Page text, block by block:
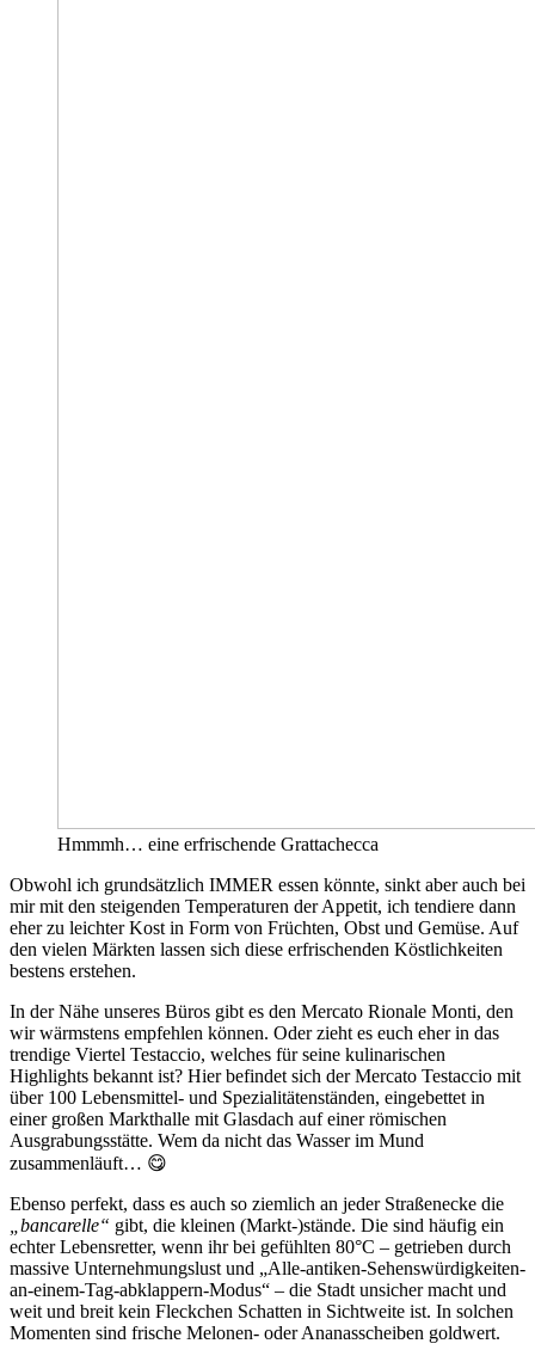
Hmmmh… eine erfrischende Grattachecca
Obwohl ich grundsätzlich IMMER essen könnte, sinkt aber auch bei
mir mit den steigenden Temperaturen der Appetit, ich tendiere dann
eher zu leichter Kost in Form von Früchten, Obst und Gemüse. Auf
den vielen Märkten lassen sich diese erfrischenden Köstlichkeiten
bestens erstehen.
In der Nähe unseres Büros gibt es den Mercato Rionale Monti, den
wir wärmstens empfehlen können. Oder zieht es euch eher in das
trendige Viertel Testaccio, welches für seine kulinarischen
Highlights bekannt ist? Hier befindet sich der Mercato Testaccio mit
über 100 Lebensmittel- und Spezialitätenständen, eingebettet in
einer großen Markthalle mit Glasdach auf einer römischen
Ausgrabungsstätte. Wem da nicht das Wasser im Mund
zusammenläuft… 😋
Ebenso perfekt, dass es auch so ziemlich an jeder Straßenecke die
„bancarelle“ gibt, die kleinen (Markt-)stände. Die sind häufig ein
echter Lebensretter, wenn ihr bei gefühlten 80°C – getrieben durch
massive Unternehmungslust und „Alle-antiken-Sehenswürdigkeiten-
an-einem-Tag-abklappern-Modus“ – die Stadt unsicher macht und
weit und breit kein Fleckchen Schatten in Sichtweite ist. In solchen
Momenten sind frische Melonen- oder Ananasscheiben goldwert.